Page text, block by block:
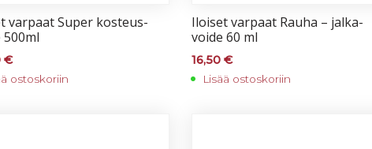
var­paat Su­per kos­teus­
500ml
€
ostoskoriin
Iloi­set var­paat Rau­ha – jal­ka­
voi­de 60 ml
16,50 €
Lisää ostoskoriin